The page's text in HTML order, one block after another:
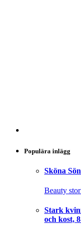
Populära inlägg
Sköna
Beauty
Stark
och kost,